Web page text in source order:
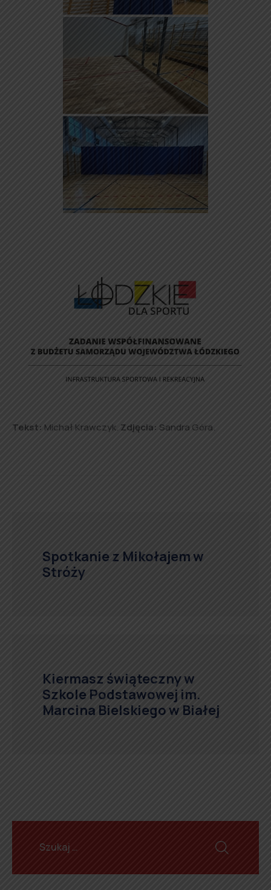
Tekst: Michał Krawczyk. Zdjęcia: Sandra Góra.
Spotkanie z Mikołajem w
Stróży
Kiermasz świąteczny w
Szkole Podstawowej im.
Marcina Bielskiego w Białej